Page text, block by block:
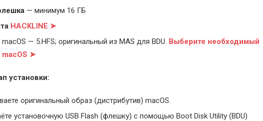
— минимум 16 ГБ
HACKLINE ➤
— 5.HFS; оригинальный из MAS для BDU. Выберите необходимый
macOS ➤
установки:
оригинальный образ (дистрибутив) macOS.
установочную USB Flash (флешку) с помощью Boot Disk Utility (BDU)